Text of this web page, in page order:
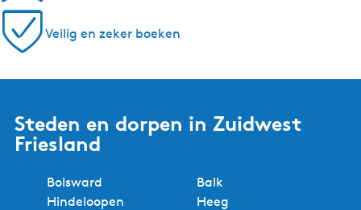
Veilig en zeker boeken
Steden en dorpen in Zuidwest
Friesland
Bolsward
Balk
Hindeloopen
Heeg